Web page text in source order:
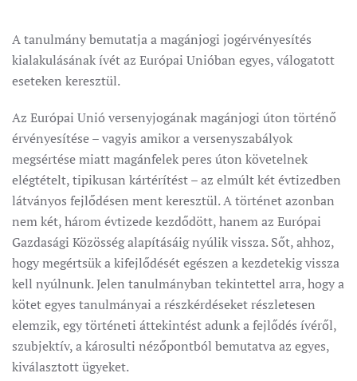
A tanulmány bemutatja a magánjogi jogérvényesítés
kialakulásának ívét az Európai Unióban egyes, válogatott
eseteken keresztül.
Az Európai Unió versenyjogának magánjogi úton történő
érvényesítése – vagyis amikor a versenyszabályok
megsértése miatt magánfelek peres úton követelnek
elégtételt, tipikusan kártérítést – az elmúlt két évtizedben
látványos fejlődésen ment keresztül. A történet azonban
nem két, három évtizede kezdődött, hanem az Európai
Gazdasági Közösség alapításáig nyúlik vissza. Sőt, ahhoz,
hogy megértsük a kifejlődését egészen a kezdetekig vissza
kell nyúlnunk. Jelen tanulmányban tekintettel arra, hogy a
kötet egyes tanulmányai a részkérdéseket részletesen
elemzik, egy történeti áttekintést adunk a fejlődés ívéről,
szubjektív, a károsulti nézőpontból bemutatva az egyes,
kiválasztott ügyeket.